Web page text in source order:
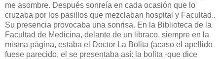
me asombre. Después sonreía en cada ocasión que lo
cruzaba por los pasillos que mezclaban hospital y Facultad..
Su presencia provocaba una sonrisa. En la Biblioteca de la
Facultad de Medicina, delante de un libraco, siempre en la
misma página, estaba el Doctor La Bolita (acaso el apellido
fuese parecido, el se presentaba así: la bolita -que dice